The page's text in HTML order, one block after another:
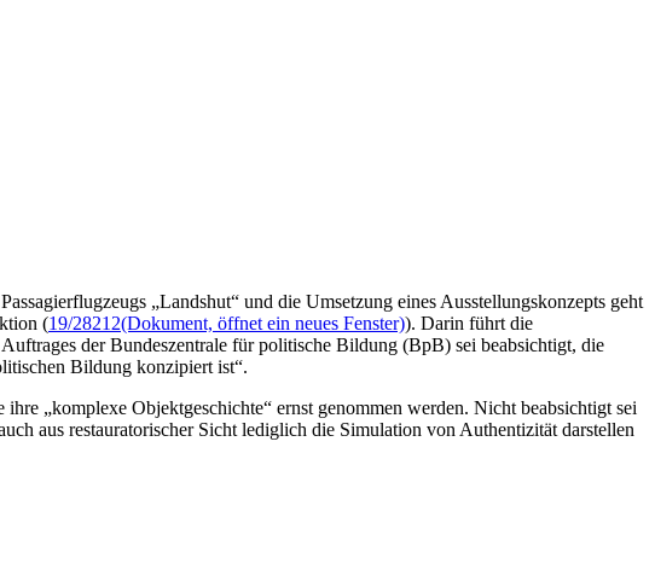
„Landshut“ und die Umsetzung eines Ausstellungskonzepts geht
(19/28212(Dokument, öffnet ein neues Fenster)). Darin führt die
der Bundeszentrale für politische Bildung (BpB) sei beabsichtigt, die
Bildung konzipiert ist“.
„komplexe Objektgeschichte“ ernst genommen werden. Nicht beabsichtigt sei
aus restauratorischer Sicht lediglich die Simulation von Authentizität darstellen